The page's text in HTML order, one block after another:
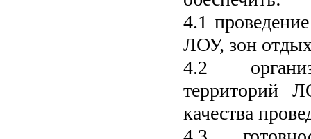
4.1
ЛОУ, зон
4.2
территорий
качества